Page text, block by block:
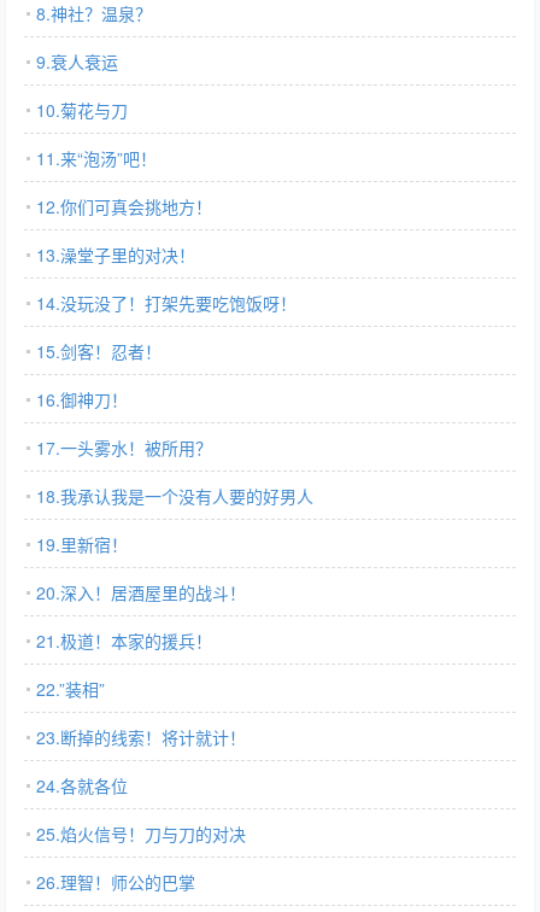
8.神社？温泉？
9.衰人衰运
10.菊花与刀
11.来“泡汤”吧！
12.你们可真会挑地方！
13.澡堂子里的对决！
14.没玩没了！打架先要吃饱饭呀！
15.剑客！忍者！
16.御神刀！
17.一头雾水！被所用？
18.我承认我是一个没有人要的好男人
19.里新宿！
20.深入！居酒屋里的战斗！
21.极道！本家的援兵！
22.”装相”
23.断掉的线索！将计就计！
24.各就各位
25.焰火信号！刀与刀的对决
26.理智！师公的巴掌